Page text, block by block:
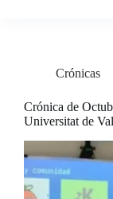
Crónicas
Crónica de
Universitat de